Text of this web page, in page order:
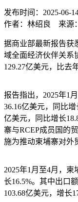
发布时间：2025-06-
作者：林绍良 来源
据商业部最新报告获
域全面经济伙伴关系
129.27亿美元，比去
报告指出，2025年1
36.16亿美元，同比增
亿美元，同比增长
寨与RCEP成员国的
施为推动柬埔寨对外
2025年1月至4月，
长16.5%。其中出口
103.68亿美元，增长